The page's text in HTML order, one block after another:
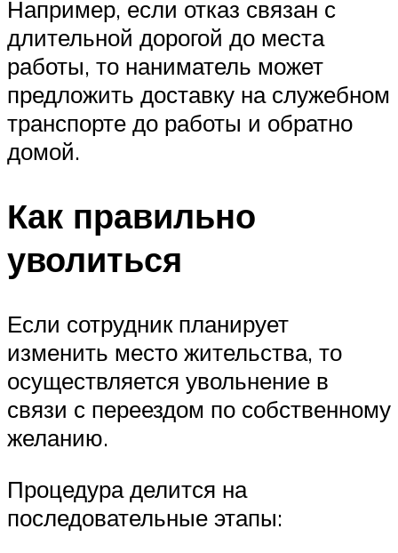
Например, если отказ связан с
длительной дорогой до места
работы, то наниматель может
предложить доставку на служебном
транспорте до работы и обратно
домой.
Как правильно
уволиться
Если сотрудник планирует
изменить место жительства, то
осуществляется увольнение в
связи с переездом по собственному
желанию.
Процедура делится на
последовательные этапы: